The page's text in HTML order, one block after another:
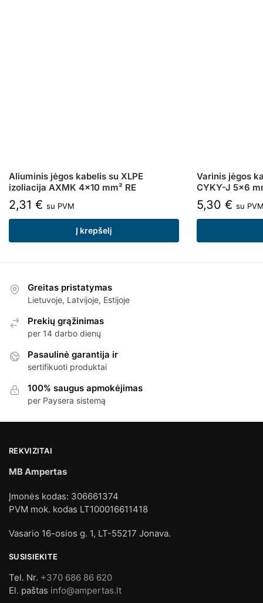
Aliuminis jėgos kabelis su XLPE
izoliacija AXMK 4×10 mm² RE
2,31 € su PVM
Į krepšelį
Varinis jėgos
CYKY-J 5×6
5,30 € su
Greitas pristatymas
Lietuvoje, Latvijoje, Estijoje
Prekių grąžinimas
per 14 darbo dienų
Pasaulinė garantija ir
sertifikuoti produktai
100% saugus apmokėjimas
per Paysera sistemą
REKVIZITAI
MB Ampertas
Įmonės kodas: 306661374
PVM mok. kodas LT100016611418
Vasario 16-osios g. 1, LT-55217 Jonava.
SUSISIEKITE
Tel. Nr. +370 686 86 620
El. paštas info@ampertas.lt